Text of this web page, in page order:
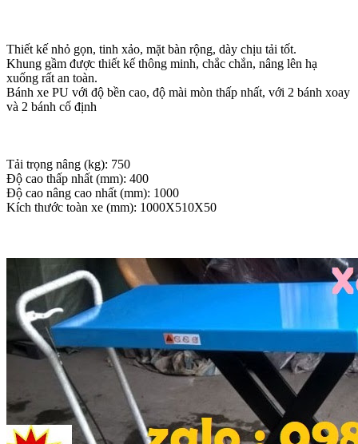
Thiết kế nhỏ gọn, tinh xảo, mặt bàn rộng, dày chịu tải tốt.
Khung gầm được thiết kế thông minh, chắc chắn, nâng lên hạ
xuống rất an toàn.
Bánh xe PU với độ bền cao, độ mài mòn thấp nhất, với 2 bánh xoay
và 2 bánh cố định
Tải trọng nâng (kg): 750
Độ cao thấp nhất (mm): 400
Độ cao nâng cao nhất (mm): 1000
Kích thước toàn xe (mm): 1000X510X50